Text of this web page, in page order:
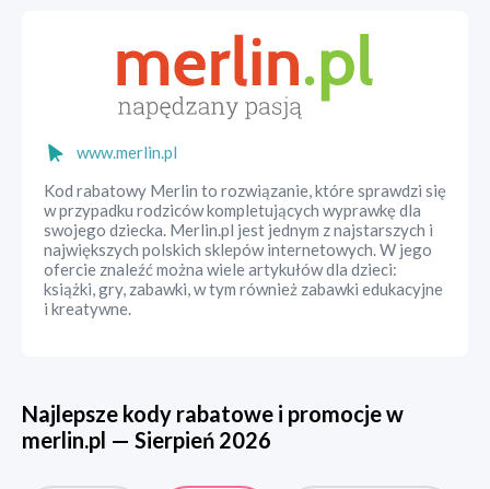
www.merlin.pl
Kod rabatowy Merlin to rozwiązanie, które sprawdzi się
w przypadku rodziców kompletujących wyprawkę dla
swojego dziecka. Merlin.pl jest jednym z najstarszych i
największych polskich sklepów internetowych. W jego
ofercie znaleźć można wiele artykułów dla dzieci:
książki, gry, zabawki, w tym również zabawki edukacyjne
i kreatywne.
Najlepsze kody rabatowe i promocje w
merlin.pl — Sierpień 2026